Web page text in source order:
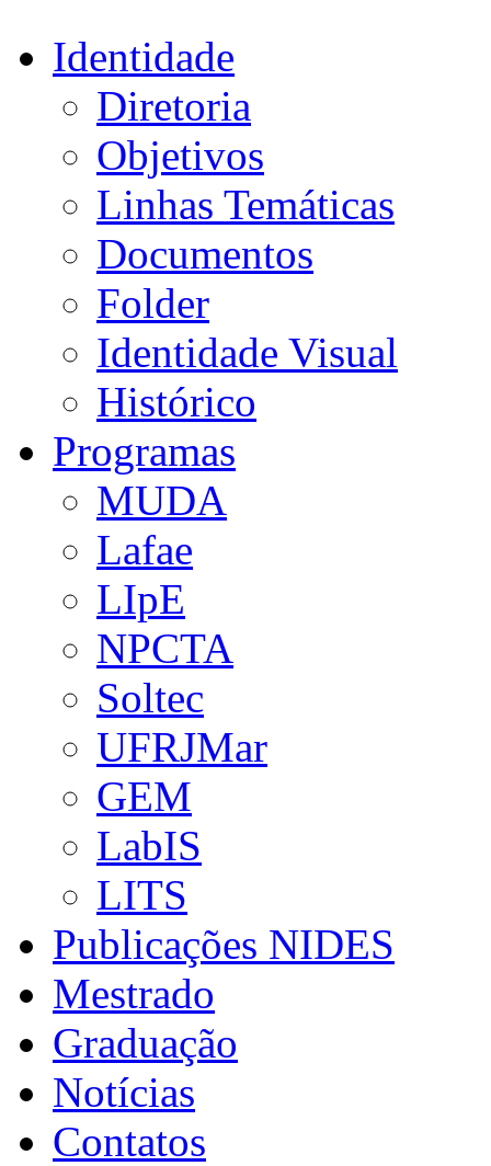
Identidade
Diretoria
Objetivos
Linhas Temáticas
Documentos
Folder
Identidade Visual
Histórico
Programas
MUDA
Lafae
LIpE
NPCTA
Soltec
UFRJMar
GEM
LabIS
LITS
Publicações NIDES
Mestrado
Graduação
Notícias
Contatos